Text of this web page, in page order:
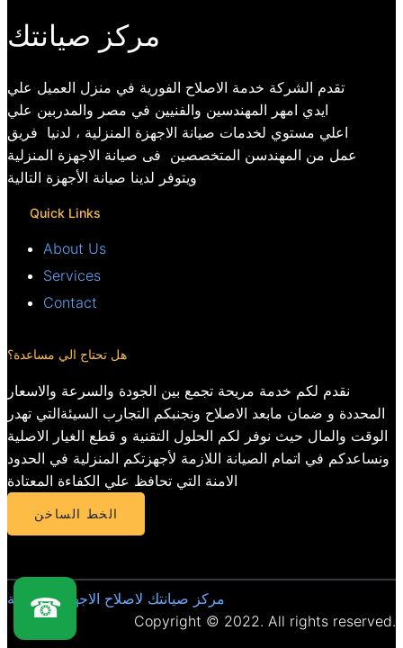
مركز صيانتك
تقدم الشركة خدمة الاصلاح الفورية في منزل العميل علي
ايدي امهر المهندسين والفنيين في مصر والمدربين علي
اعلي مستوي لخدمات صيانة الاجهزة المنزلية ، لدنيا فريق
عمل من المهندسن المتخصصين فى صيانة الاجهزة المنزلية
ويتوفر لدينا صيانة الأجهزة التالية
Quick Links
About Us
Services
Contact
هل تحتاج الي مساعدة؟
نقدم لكم خدمة مريحة تجمع بين الجودة والسرعة والاسعار
المحددة و ضمان مابعد الاصلاح ونجنبكم التجارب السيئةالتي تهدر
الوقت والمال حيث نوفر لكم الحلول التقنية و قطع الغيار الاصلية
ونساعدكم في اتمام الصيانة اللازمة لأجهزتكم المنزلية في الحدود
الامنة التي تحافظ علي الكفاءة المعتادة
الخط الساخن
مركز صيانتك لاصلاح الاجهزة المنزلية
Copyright © 2022. All rights reserved.
☎